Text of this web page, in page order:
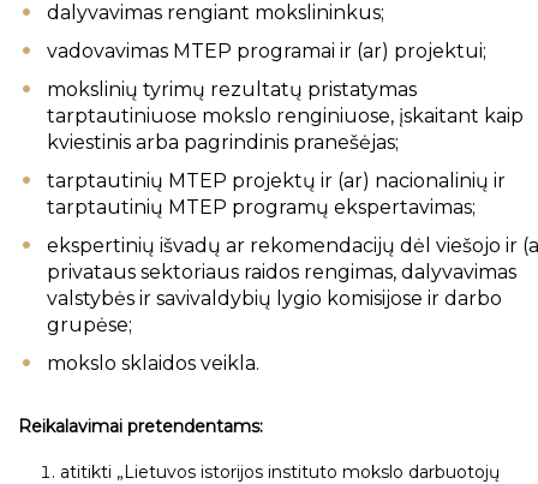
dalyvavimas rengiant mokslininkus;
vadovavimas MTEP programai ir (ar) projektui;
mokslinių tyrimų rezultatų pristatymas
tarptautiniuose mokslo renginiuose, įskaitant kaip
kviestinis arba pagrindinis pranešėjas;
tarptautinių MTEP projektų ir (ar) nacionalinių ir
tarptautinių MTEP programų ekspertavimas;
ekspertinių išvadų ar rekomendacijų dėl viešojo ir
privataus sektoriaus raidos rengimas, dalyvavimas
valstybės ir savivaldybių lygio komisijose ir darbo
grupėse;
mokslo sklaidos veikla.
Reikalavimai pretendentams:
atitikti „Lietuvos istorijos instituto mokslo darbuotojų